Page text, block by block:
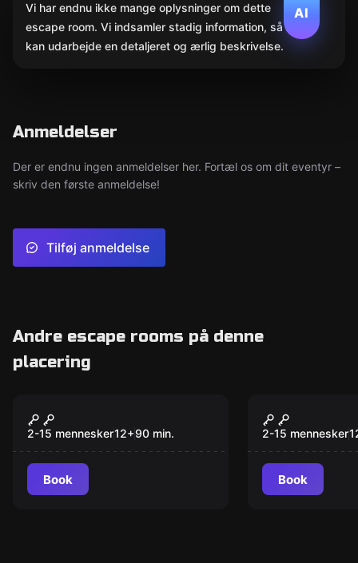
AI
Vi har endnu ikke mange oplysninger om dette
escape room. Vi indsamler stadig information, så AI
kan udarbejde en detaljeret og ærlig beskrivelse.
Anmeldelser
Der er endnu ingen anmeldelser her. Fortæl os om dit eventyr –
skriv den første anmeldelse!
Tilføj anmeldelse
Andre escape rooms på denne
placering
Ny
Zodiac
2-15 mennesker12+90 min.
Book
Ny
2-15 mennesker
Book